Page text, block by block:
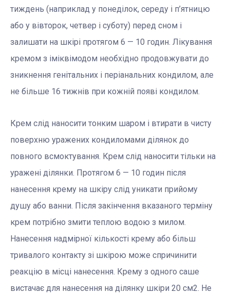
тиждень (наприклад у понеділок, середу і п’ятницю
або у вівторок, четвер і суботу) перед сном і
залишати на шкірі протягом 6 — 10 годин. Лікування
кремом з іміквімодом необхідно продовжувати до
зникнення генітальних і періанальних кондилом, але
не більше 16 тижнів при кожній появі кондилом.
Крем слід наносити тонким шаром і втирати в чисту
поверхню уражених кондиломами ділянок до
повного всмоктування. Крем слід наносити тільки на
уражені ділянки. Протягом 6 — 10 годин після
нанесення крему на шкіру слід уникати прийому
душу або ванни. Після закінчення вказаного терміну
крем потрібно змити теплою водою з милом.
Нанесення надмірної кількості крему або більш
тривалого контакту зі шкірою може спричинити
реакцію в місці нанесення. Крему з одного саше
вистачає для нанесення на ділянку шкіри 20 см2. Не